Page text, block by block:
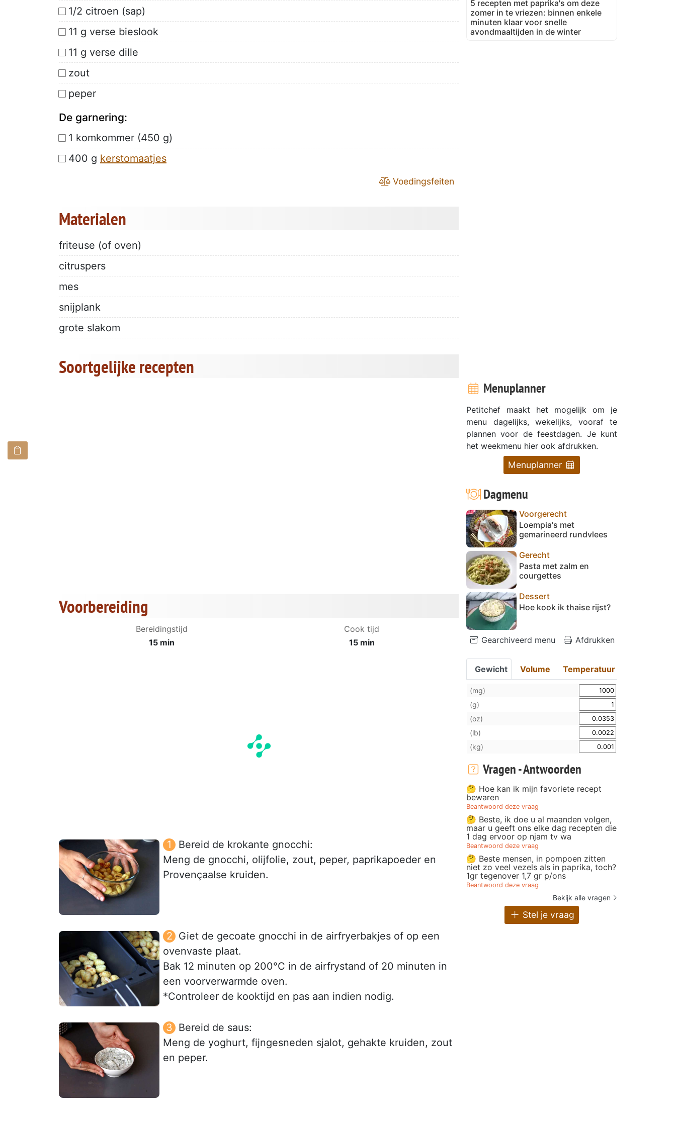
1/2 citroen (sap)
11 g verse bieslook
11 g verse dille
zout
peper
De garnering:
1 komkommer (450 g)
400 g kerstomaatjes
Voedingsfeiten
Materialen
friteuse (of oven)
citruspers
mes
snijplank
grote slakom
Soortgelijke recepten
Voorbereiding
Bereidingstijd
15 min
Cook tijd
15 min
Bereid de krokante gnocchi:
Meng de gnocchi, olijfolie, zout, peper, paprikapoeder en
Provençaalse kruiden.
Giet de gecoate gnocchi in de airfryerbakjes of op een
ovenvaste plaat.
Bak 12 minuten op 200°C in de airfrystand of 20 minuten in
een voorverwarmde oven.
*Controleer de kooktijd en pas aan indien nodig.
Bereid de saus:
Meng de yoghurt, fijngesneden sjalot, gehakte kruiden, zout
en peper.
5 recepten met paprika's om deze
zomer in te vriezen: binnen enkele
minuten klaar voor snelle
avondmaaltijden in de winter
Menuplanner
Petitchef maakt het mogelijk om je
menu dagelijks, wekelijks, vooraf te
plannen voor de feestdagen. Je kunt
het weekmenu hier ook afdrukken.
Menuplanner
Dagmenu
Voorgerecht
Loempia's met
gemarineerd rundvlees
Gerecht
Pasta met zalm en
courgettes
Dessert
Hoe kook ik thaise rijst?
Gearchiveerd menu Afdrukken
Gewicht Volume Temperatuur
(mg)
(g)
(oz)
(lb)
(kg)
Vragen - Antwoorden
🤔 Hoe kan ik mijn favoriete recept
bewaren
Beantwoord deze vraag
🤔 Beste, ik doe u al maanden volgen,
maar u geeft ons elke dag recepten die
1 dag ervoor op njam tv wa
Beantwoord deze vraag
🤔 Beste mensen, in pompoen zitten
niet zo veel vezels als in paprika, toch?
1gr tegenover 1,7 gr p/ons
Beantwoord deze vraag
Bekijk alle vragen
Stel je vraag